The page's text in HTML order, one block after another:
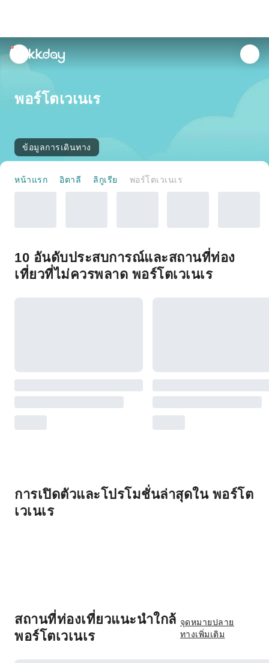
unread
notifications
พอร์โตเวเนเร
ข้อมูลการเดินทาง
หน้าแรก อิตาลี ลิกูเรีย พอร์โตเวเนเร
10 อันดับประสบการณ์และสถานที่ท่อง
เที่ยวที่ไม่ควรพลาด พอร์โตเวเนเร
การเปิดตัวและโปรโมชั่นล่าสุดใน พอร์โต
เวเนเร
สถานที่ท่องเที่ยวแนะนำใกล้
พอร์โตเวเนเร
จุดหมายปลาย
ทางเพิ่มเติม